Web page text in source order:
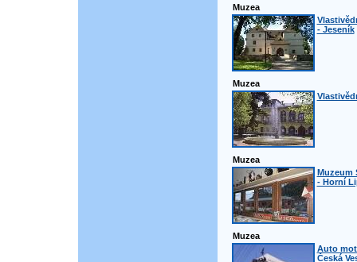
Muzea
- Jeseník
Muzea
Muzea
Muzeum
- Horní
Muzea
Auto
Česká